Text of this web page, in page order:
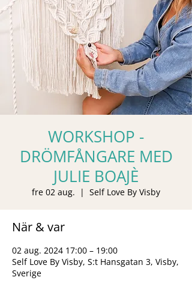
WORKSHOP -
DRÖMFÅNGARE MED
JULIE BOAJÈ
fre 02 aug.
  |
Self Love By Visby
När & var
02 aug. 2024 17:00 – 19:00
Self Love By Visby, S:t Hansgatan 3, Visby,
Sverige